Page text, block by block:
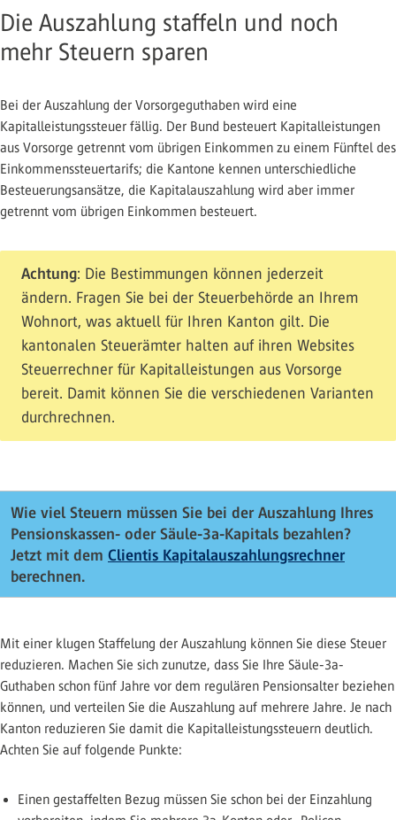
Die Auszahlung staffeln und noch
mehr Steuern sparen
Bei der Auszahlung der Vorsorgeguthaben wird eine
Kapitalleistungssteuer fällig. Der Bund besteuert Kapitalleistungen
aus Vorsorge getrennt vom übrigen Einkommen zu einem Fünftel des
Einkommenssteuertarifs; die Kantone kennen unterschiedliche
Besteuerungsansätze, die Kapitalauszahlung wird aber immer
getrennt vom übrigen Einkommen besteuert.
Achtung: Die Bestimmungen können jederzeit
ändern. Fragen Sie bei der Steuerbehörde an Ihrem
Wohnort, was aktuell für Ihren Kanton gilt. Die
kantonalen Steuerämter halten auf ihren Websites
Steuerrechner für Kapitalleistungen aus Vorsorge
bereit. Damit können Sie die verschiedenen Varianten
durchrechnen.
Wie viel Steuern müssen Sie bei der Auszahlung Ihres
Pensionskassen- oder Säule-3a-Kapitals bezahlen?
Jetzt mit dem Clientis Kapitalauszahlungsrechner
berechnen.
Mit einer klugen Staffelung der Auszahlung können Sie diese Steuer
reduzieren. Machen Sie sich zunutze, dass Sie Ihre Säule-3a-
Guthaben schon fünf Jahre vor dem regulären Pensionsalter beziehen
können, und verteilen Sie die Auszahlung auf mehrere Jahre. Je nach
Kanton reduzieren Sie damit die Kapitalleistungssteuern deutlich.
Achten Sie auf folgende Punkte:
Einen gestaffelten Bezug müssen Sie schon bei der Einzahlung